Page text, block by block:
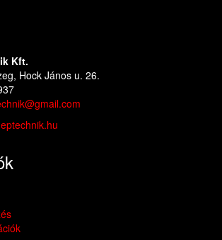
Kft.
Hock János u. 26.